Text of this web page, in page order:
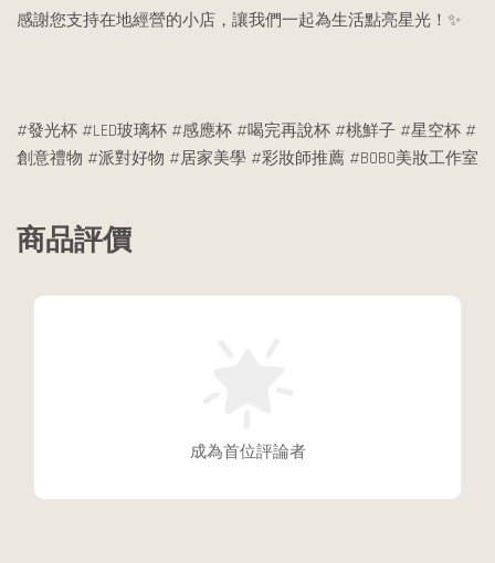
感謝您支持在地經營的小店，讓我們一起為生活點亮星光！✨
#發光杯 #LED玻璃杯 #感應杯 #喝完再說杯 #桃鮮子 #星空杯 #
創意禮物 #派對好物 #居家美學 #彩妝師推薦 #BOBO美妝工作室
商品評價
成為首位評論者